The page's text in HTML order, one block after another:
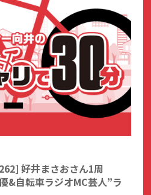
好井まさおさん1周
&自転車ラジオMC芸人”ラ